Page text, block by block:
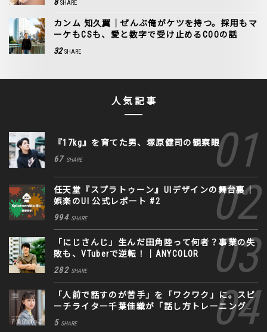
SHARE
カンム 知久翼｜ぜんぶ俺がケツを持つ。採用もマ
ーケもCSも、愛と数字で受け止めるCOOの話
32 SHARE
人気記事
『17kg』を育てた男、塚原健司の観察眼
67 SHARE
任天堂『スプラトゥーン』UIデザインの舞台裏｜
娯楽のUI 公式レポート #2
994 SHARE
「にじさんじ」生んだ田角陸って何者？事業の失
敗も、VTuberで逆転！｜ANYCOLOR
282 SHARE
「人前で話すのが苦手」を「ワクワク」に。スピ
ーチライター千葉佳織が「話し方トレーニング」
に込めた思い
5 SHARE